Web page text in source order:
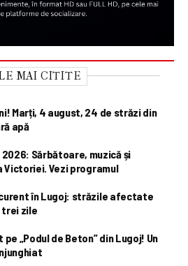
MAI CITITE
Marți, 4 august, 24 de străzi din
apă
2026: Sărbătoare, muzică și
Victoriei. Vezi programul
în Lugoj: străzile afectate
trei zile
„Podul de Beton” din Lugoj! Un